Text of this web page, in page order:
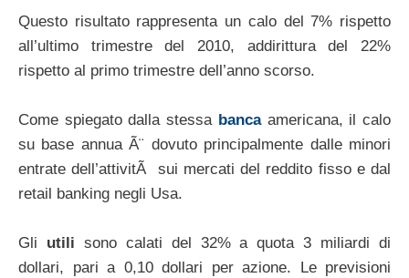
Questo risultato rappresenta un calo del 7% rispetto
all’ultimo trimestre del 2010, addirittura del 22%
rispetto al primo trimestre dell’anno scorso.
Come spiegato dalla stessa bancaamericana, il calo
su base annua Ã¨ dovuto principalmente dalle minori
entrate dell’attivitÃ sui mercati del reddito fisso e dal
retail banking negli Usa.
Gli utili sono calati del 32% a quota 3 miliardi di
dollari, pari a 0,10 dollari per azione. Le previsioni